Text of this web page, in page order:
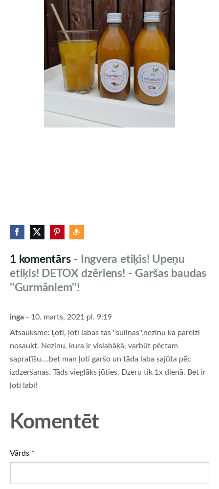
1 komentārs- Ingvera etiķis! Upeņu
etiķis! DETOX dzēriens! - Garšas baudas
''Gurmāniem''!
inga - 10. marts, 2021 pl. 9:19
Atsauksme: Ļoti, ļoti labas tās "suliņas",nezinu kā pareizi
nosaukt. Nezinu, kura ir vislabākā, varbūt pēctam
sapratīšu....bet man ļoti garšo un tāda laba sajūta pēc
izdzeršanas. Tāds vieglāks jūties. Dzeru tik 1x dienā. Bet ir
ļoti labi!
Komentēt
Vārds *